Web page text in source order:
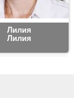
Лилия
Лилия